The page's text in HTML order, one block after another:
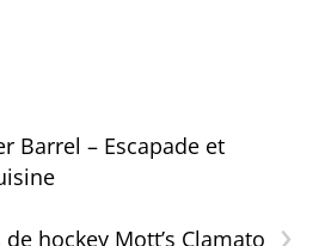
Barrel – Escapade et
›
hockey Mott’s Clamato